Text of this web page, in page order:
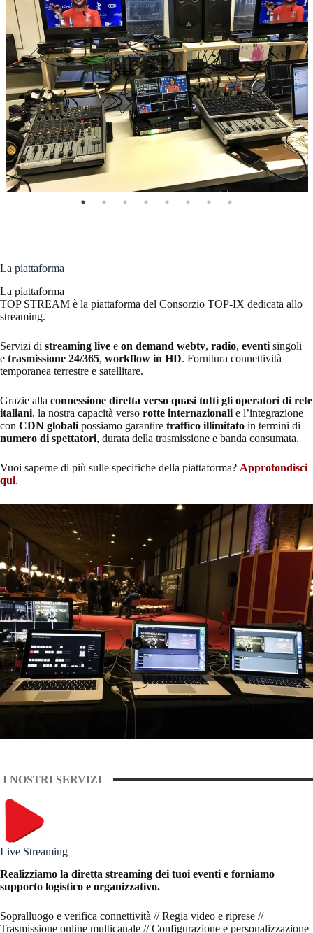
La piattaforma
La piattaforma
TOP STREAM è la piattaforma del Consorzio TOP-IX dedicata allo
streaming.
Servizi di streaming live e on demand webtv, radio, eventi singoli
e trasmissione 24/365, workflow in HD. Fornitura connettività
temporanea terrestre e satellitare.
Grazie alla connessione diretta verso quasi tutti gli operatori di rete
italiani, la nostra capacità verso rotte internazionali e l’integrazione
con CDN globali possiamo garantire traffico illimitato in termini di
numero di spettatori, durata della trasmissione e banda consumata.
Vuoi saperne di più sulle specifiche della piattaforma? Approfondisci
qui.
I NOSTRI SERVIZI
Live Streaming
Realizziamo la diretta streaming dei tuoi eventi e forniamo
supporto logistico e organizzativo.
Sopralluogo e verifica connettività // Regia video e riprese //
Trasmissione online multicanale // Configurazione e personalizzazione